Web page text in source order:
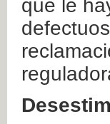
que le